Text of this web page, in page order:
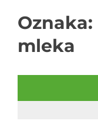
Oznaka:
mleka